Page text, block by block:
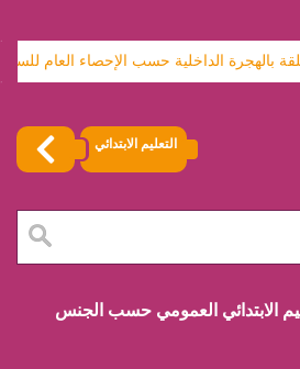
بالهجرة الداخلية حسب الإحصاء العام للسكان
التعليم الابتدائي
الابتدائي العمومي حسب الجنس